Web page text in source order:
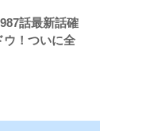
話最新話確
ウ！ついに全